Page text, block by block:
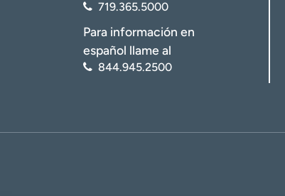
719.365.5000
Para información en
español llame al
844.945.2500